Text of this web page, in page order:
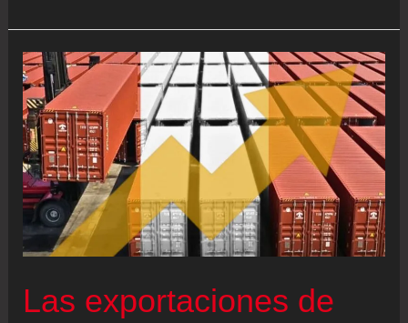
cambió
en
aduana
y
lo
que
todavía
frena
al
Las exportaciones de